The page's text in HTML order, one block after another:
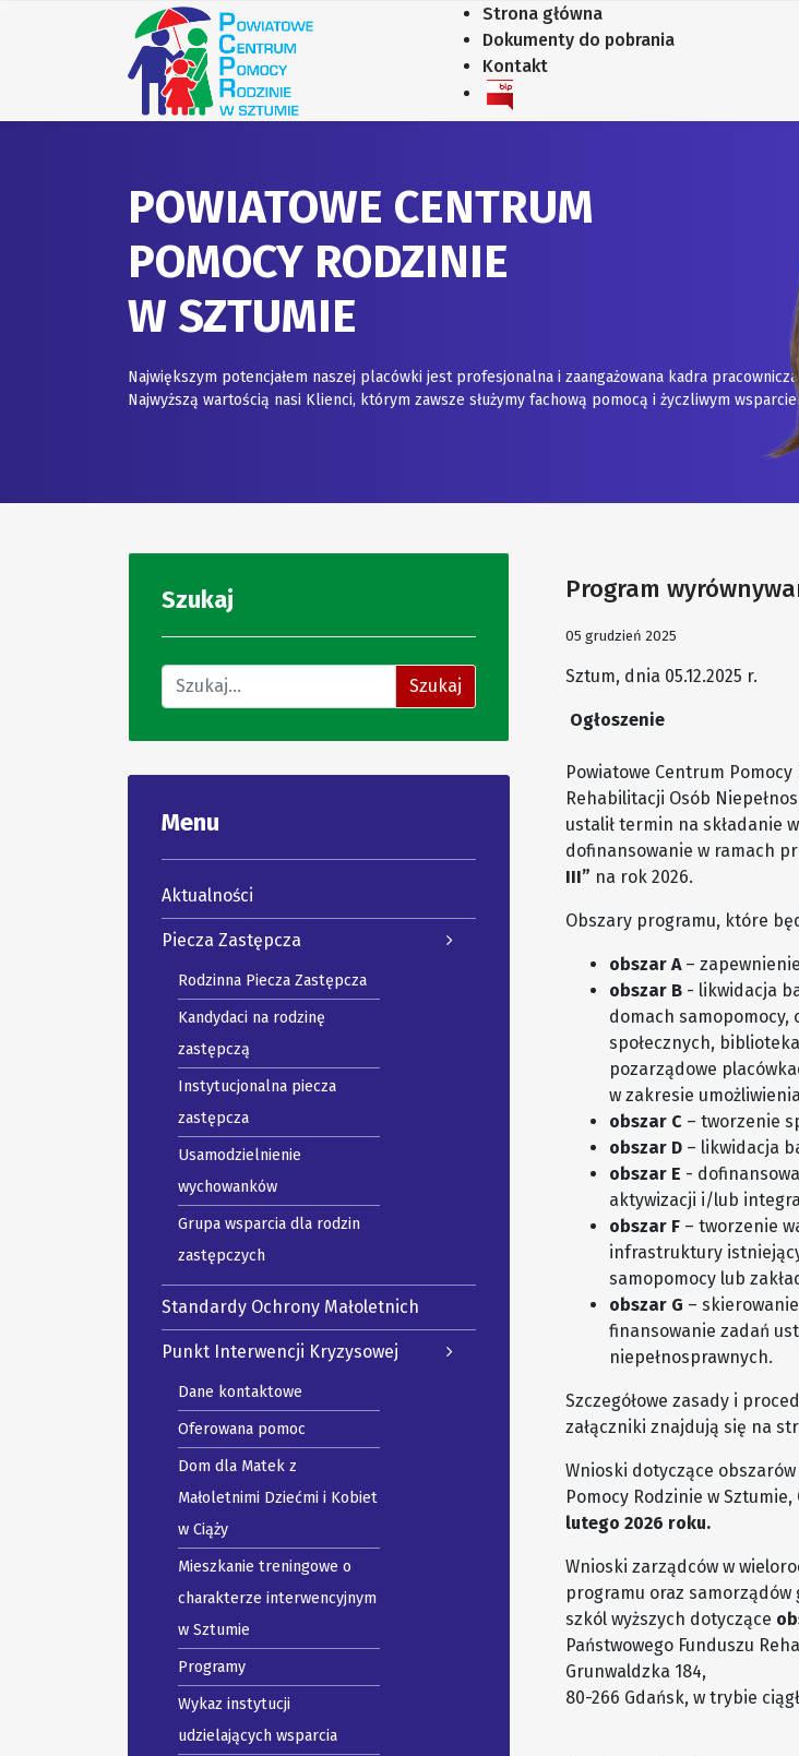
Strona główna
Dokumenty do pobrania
Kontakt
POWIATOWE CENTRUM
POMOCY RODZINIE
W SZTUMIE
Największym potencjałem naszej placówki jest profesjonalna i zaangażowana kadra
Najwyższą wartością nasi Klienci, którym zawsze służymy fachową pomocą i życzliwym
Szukaj
Znajdź na stronie Szukaj
Menu
Aktualności
Piecza Zastępcza
Rodzinna Piecza Zastępcza
Kandydaci na rodzinę
zastępczą
Instytucjonalna piecza
zastępcza
Usamodzielnienie
wychowanków
Grupa wsparcia dla rodzin
zastępczych
Standardy Ochrony Małoletnich
Punkt Interwencji Kryzysowej
Dane kontaktowe
Oferowana pomoc
Dom dla Matek z
Małoletnimi Dziećmi i Kobiet
w Ciąży
Mieszkanie treningowe o
charakterze interwencyjnym
w Sztumie
Programy
Wykaz instytucji
udzielających wsparcia
Program
05 grudzień 2025
Sztum, dnia 05.12.2025 r.
Ogłoszenie
Powiatowe Centrum
Rehabilitacji Osób
ustalił termin na składanie
dofinansowanie w ramach
III” na rok 2026.
Obszary programu, które
obszar A–
obszar B - likwidacja
domach
społecznych,
pozarządowe
w zakresie
obszar C – tworzenie
obszar D – likwidacja
obszar E -
aktywizacji i/lub
obszar F – tworzenie
infrastruktury
samopomocy lub
obszar G –
finansowanie zadań
niepełnosprawnych.
Szczegółowe zasady i
załączniki znajdują się na
Wnioski dotyczące obszarów
Pomocy Rodzinie w
lutego 2026 roku.
Wnioski zarządców w
programu oraz
szkól wyższych dotyczące
Państwowego Funduszu
Grunwaldzka 184,
80-266 Gdańsk, w trybie